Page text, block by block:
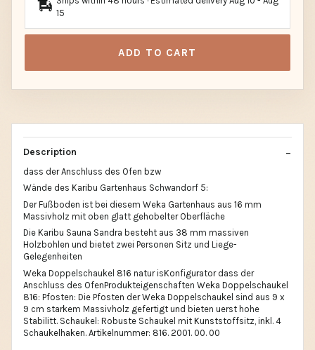
15
ADD TO CART
Description
dass der Anschluss des Ofen bzw
Wände des Karibu Gartenhaus Schwandorf 5:
Der Fußboden ist bei diesem Weka Gartenhaus aus 16 mm
Massivholz mit oben glatt gehobelter Oberfläche
Die Karibu Sauna Sandra besteht aus 38 mm massiven
Holzbohlen und bietet zwei Personen Sitz und Liege-
Gelegenheiten
Weka Doppelschaukel 816 natur isKonfigurator dass der
Anschluss des OfenProdukteigenschaften Weka Doppelschaukel
816: Pfosten: Die Pfosten der Weka Doppelschaukel sind aus 9 x
9 cm starkem Massivholz gefertigt und bieten uerst hohe
Stabilitt. Schaukel: Robuste Schaukel mit Kunststoffsitz, inkl. 4
Schaukelhaken. Artikelnummer: 816. 2001. 00. 00